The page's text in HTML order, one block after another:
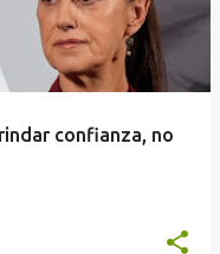
confianza, no